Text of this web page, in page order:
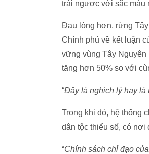
trái ngược với sắc màu
Đau lòng hơn, rừng
Chính phủ về kết luận
vững vùng Tây
tăng hơn 50% so với
“Đây là nghịch lý hay là
Trong khi đó, hệ thống
dân tộc thiểu số, có nơi
“Chính sách chỉ đạo